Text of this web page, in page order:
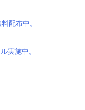
配布中。
実施中。